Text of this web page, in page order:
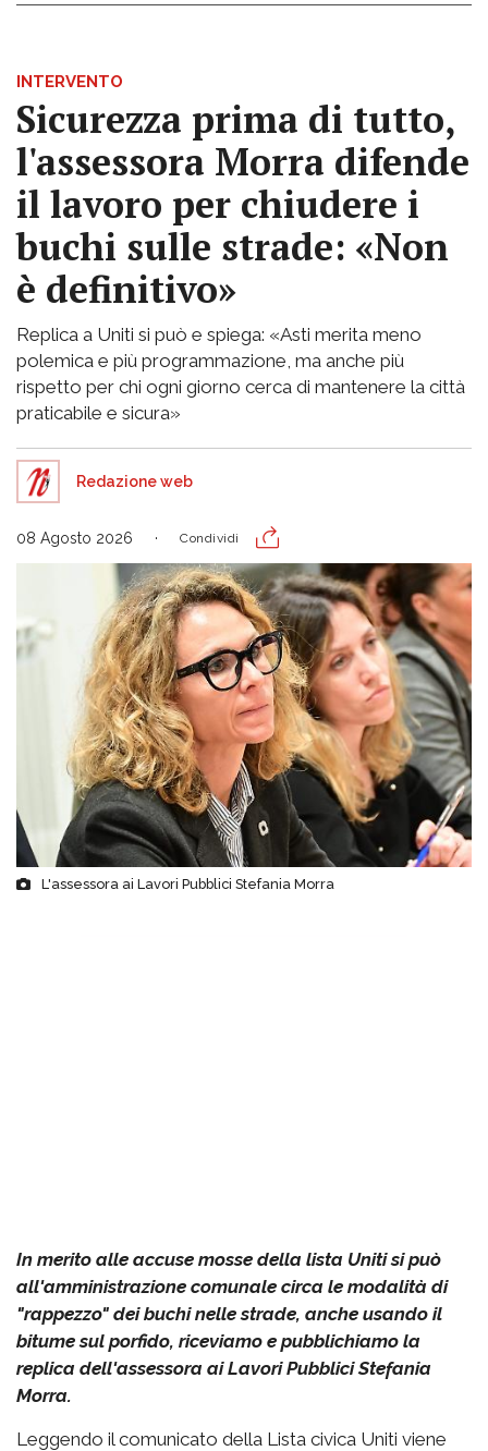
INTERVENTO
Sicurezza prima di tutto,
l'assessora Morra difende
il lavoro per chiudere i
buchi sulle strade: «Non
è definitivo»
Replica a Uniti si può e spiega: «Asti merita meno
polemica e più programmazione, ma anche più
rispetto per chi ogni giorno cerca di mantenere la città
praticabile e sicura»
Redazione web
08 Agosto 2026 Condividi
L'assessora ai Lavori Pubblici Stefania Morra
In merito alle accuse mosse della lista Uniti si può
all'amministrazione comunale circa le modalità di
"rappezzo" dei buchi nelle strade, anche usando il
bitume sul porfido, riceviamo e pubblichiamo la
replica dell'assessora ai Lavori Pubblici Stefania
Morra.
Leggendo il comunicato della Lista civica Uniti viene